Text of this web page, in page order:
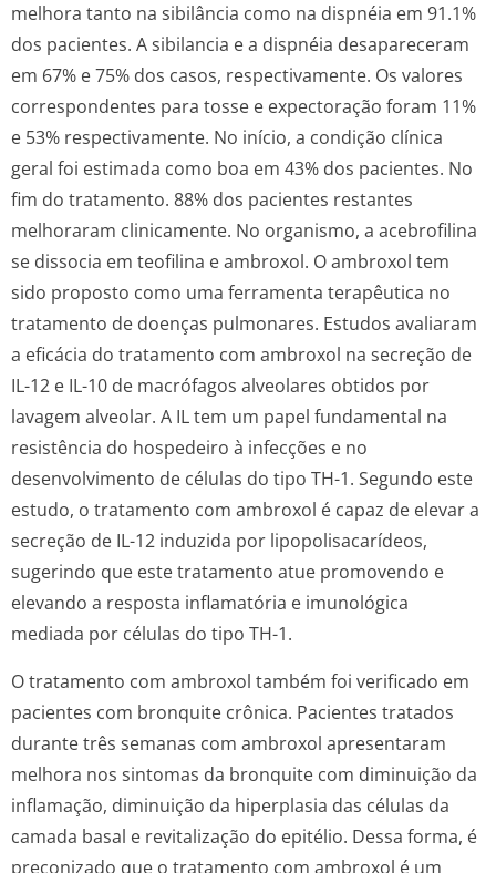
melhora tanto na sibilância como na dispnéia em 91.1%
dos pacientes. A sibilancia e a dispnéia desapareceram
em 67% e 75% dos casos, respectivamente. Os valores
correspondentes para tosse e expectoração foram 11%
e 53% respectivamente. No início, a condição clínica
geral foi estimada como boa em 43% dos pacientes. No
fim do tratamento. 88% dos pacientes restantes
melhoraram clinicamente. No organismo, a acebrofilina
se dissocia em teofilina e ambroxol. O ambroxol tem
sido proposto como uma ferramenta terapêutica no
tratamento de doenças pulmonares. Estudos avaliaram
a eficácia do tratamento com ambroxol na secreção de
IL-12 e IL-10 de macrófagos alveolares obtidos por
lavagem alveolar. A IL tem um papel fundamental na
resistência do hospedeiro à infecções e no
desenvolvimento de células do tipo TH-1. Segundo este
estudo, o tratamento com ambroxol é capaz de elevar a
secreção de IL-12 induzida por lipopolisacarídeos,
sugerindo que este tratamento atue promovendo e
elevando a resposta inflamatória e imunológica
mediada por células do tipo TH-1.
O tratamento com ambroxol também foi verificado em
pacientes com bronquite crônica. Pacientes tratados
durante três semanas com ambroxol apresentaram
melhora nos sintomas da bronquite com diminuição da
inflamação, diminuição da hiperplasia das células da
camada basal e revitalização do epitélio. Dessa forma, é
preconizado que o tratamento com ambroxol é um